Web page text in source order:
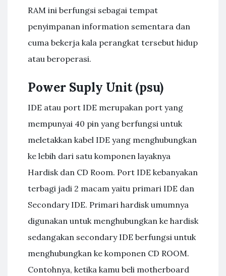
RAM ini berfungsi sebagai tempat
penyimpanan information sementara dan
cuma bekerja kala perangkat tersebut hidup
atau beroperasi.
Power Suply Unit (psu)
IDE atau port IDE merupakan port yang
mempunyai 40 pin yang berfungsi untuk
meletakkan kabel IDE yang menghubungkan
ke lebih dari satu komponen layaknya
Hardisk dan CD Room. Port IDE kebanyakan
terbagi jadi 2 macam yaitu primari IDE dan
Secondary IDE. Primari hardisk umumnya
digunakan untuk menghubungkan ke hardisk
sedangakan secondary IDE berfungsi untuk
menghubungkan ke komponen CD ROOM.
Contohnya, ketika kamu beli motherboard